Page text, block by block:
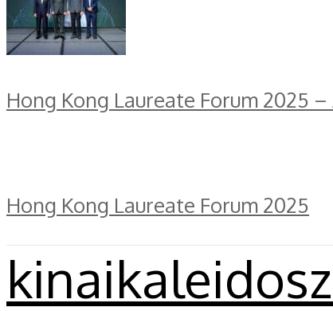
Hong Kong Laureate Forum 2025
Hong Kong Laureate Forum 2025